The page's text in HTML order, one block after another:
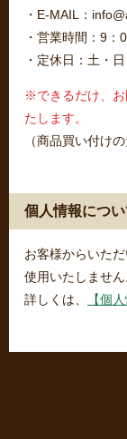
・E-MAIL：
・営業時間：9：
・定休日：土・
※できるだけ、お
たします。
（商品買い付け
個人情報につい
お客様からいた
使用いたしません
詳しくは、
【個